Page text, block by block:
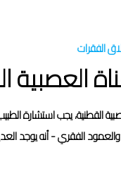
الفقرات
العصبية
القطنية، يجب استشارة
الفقري - أنه يوجد